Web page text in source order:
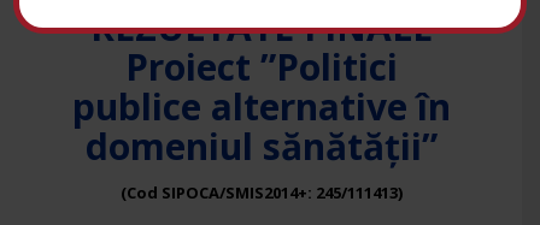
REZULTATE FINALE
Proiect ”Politici
publice alternative în
domeniul sănătății”
(Cod SIPOCA/SMIS2014+: 245/111413)